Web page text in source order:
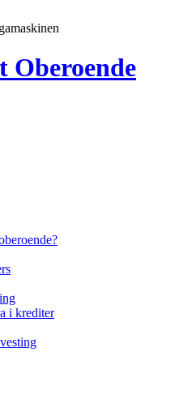
Oberoende
i krediter